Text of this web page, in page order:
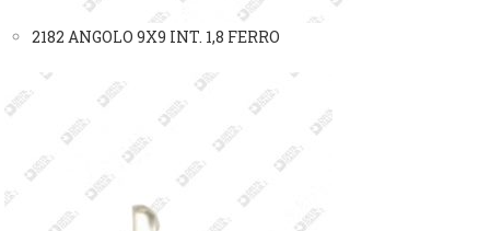
2182 ANGOLO 9X9 INT. 1,8 FERRO